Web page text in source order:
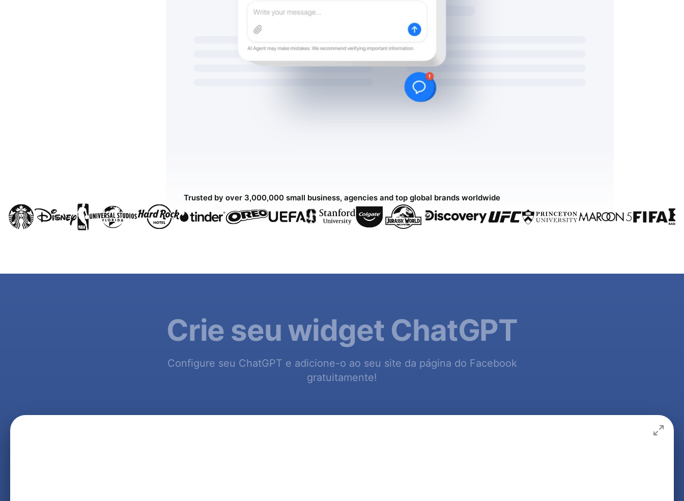
Trusted by over 3,000,000 small business, agencies and top global brands worldwide
Crie seu widget ChatGPT
Configure seu ChatGPT e adicione-o ao seu site da página do Facebook
gratuitamente!